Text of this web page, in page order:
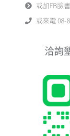
或加FB臉
或來電 08-
洽詢